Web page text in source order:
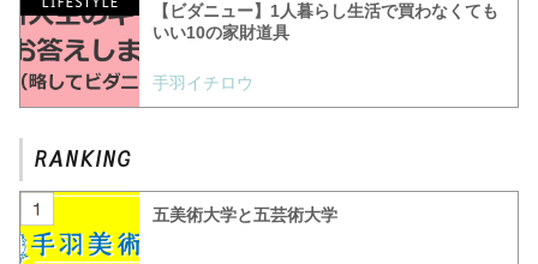
【ビダニュー】1人暮らし生活で買わなくても
いい10の家財道具
手羽イチロウ
五美術大学と五芸術大学